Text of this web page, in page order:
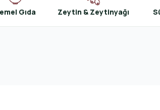
Gıda Zeytin & Zeytinyağı